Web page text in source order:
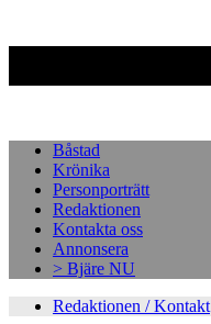
Båstad
Krönika
Personporträtt
Redaktionen
Kontakta oss
Annonsera
> Bjäre NU
Redaktionen / Kontakt